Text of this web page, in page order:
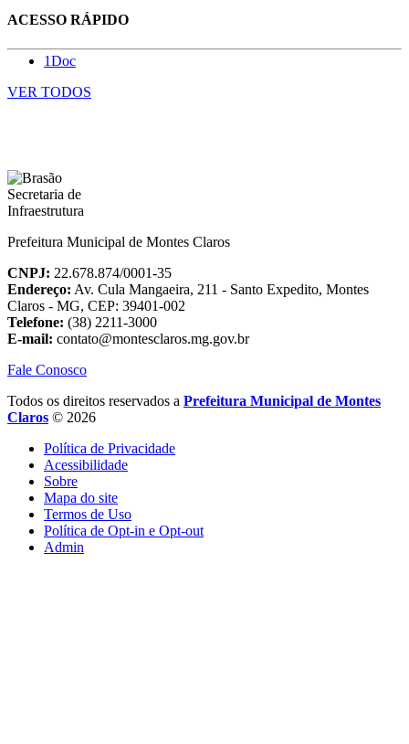
ACESSO RÁPIDO
1Doc
VER TODOS
Prefeitura Municipal de Montes Claros
CNPJ: 22.678.874/0001-35
Endereço: Av. Cula Mangaeira, 211 - Santo Expedito, Montes
Claros - MG, CEP: 39401-002
Telefone: (38) 2211-3000
E-mail: contato@montesclaros.mg.gov.br
Fale Conosco
Todos os direitos reservados a Prefeitura Municipal de Montes
Claros © 2026
Política de Privacidade
Acessibilidade
Sobre
Mapa do site
Termos de Uso
Política de Opt-in e Opt-out
Admin